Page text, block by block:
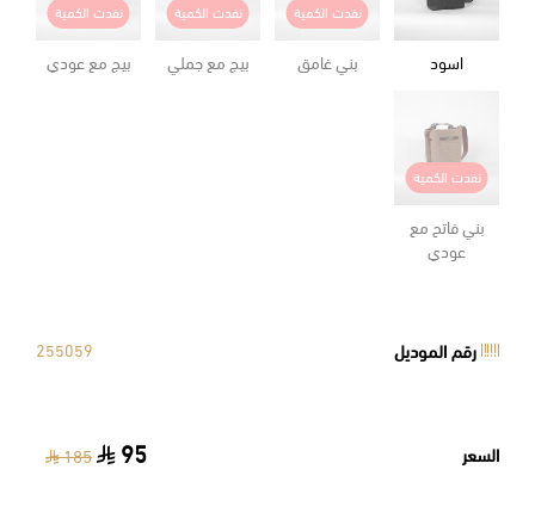
اسود
نفدت الكمية
بني غامق
نفدت الكمية
بيج مع جملي
نفدت الكمية
بيج مع عودي
نفدت الكمية
بني فاتح مع
عودي
رقم الموديل 255059
السعر 95
185